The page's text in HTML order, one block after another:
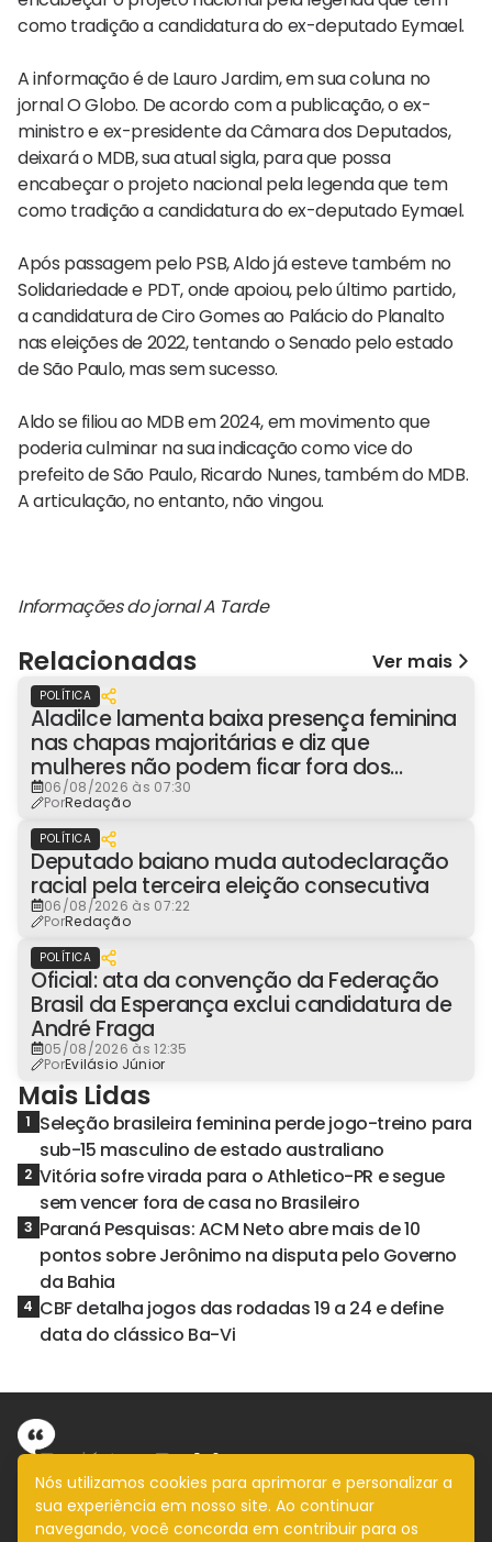
como tradição a candidatura do ex-deputado Eymael.
A informação é de Lauro Jardim, em sua coluna no
jornal O Globo. De acordo com a publicação, o ex-
ministro e ex-presidente da Câmara dos Deputados,
deixará o MDB, sua atual sigla, para que possa
encabeçar o projeto nacional pela legenda que tem
como tradição a candidatura do ex-deputado Eymael.
Após passagem pelo PSB, Aldo já esteve também no
Solidariedade e PDT, onde apoiou, pelo último partido,
a candidatura de Ciro Gomes ao Palácio do Planalto
nas eleições de 2022, tentando o Senado pelo estado
de São Paulo, mas sem sucesso.
Aldo se filiou ao MDB em 2024, em movimento que
poderia culminar na sua indicação como vice do
prefeito de São Paulo, Ricardo Nunes, também do MDB.
A articulação, no entanto, não vingou.
Informações do jornal A Tarde
Relacionadas Ver mais
POLÍTICA
Aladilce lamenta baixa presença feminina
nas chapas majoritárias e diz que
mulheres não podem ficar fora dos
espaços de poder
06/08/2026 às 07:30
PorRedação
POLÍTICA
Deputado baiano muda autodeclaração
racial pela terceira eleição consecutiva
06/08/2026 às 07:22
PorRedação
POLÍTICA
Oficial: ata da convenção da Federação
Brasil da Esperança exclui candidatura de
André Fraga
05/08/2026 às 12:35
PorEvilásio Júnior
Mais Lidas
1 Seleção brasileira feminina perde jogo-treino para
sub-15 masculino de estado australiano
2 Vitória sofre virada para o Athletico-PR e segue
sem vencer fora de casa no Brasileiro
3 Paraná Pesquisas: ACM Neto abre mais de 10
pontos sobre Jerônimo na disputa pelo Governo
da Bahia
4 CBF detalha jogos das rodadas 19 a 24 e define
data do clássico Ba-Vi
Informação com imparcialidade
Nós utilizamos cookies para aprimorar e personalizar a
sua experiência em nosso site. Ao continuar
navegando, você concorda em contribuir para os